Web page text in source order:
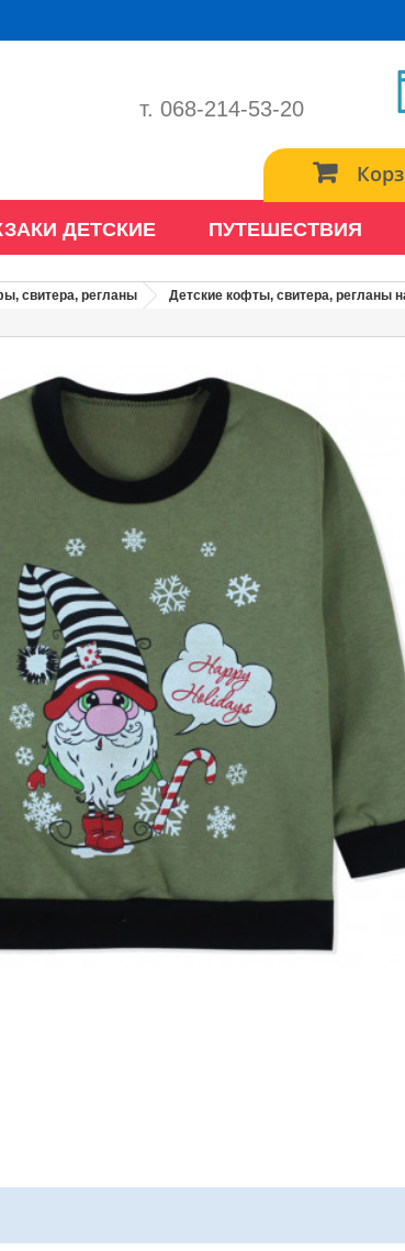
т. 068-214-53-20
ДЕТСКИЕ ПУТЕШЕСТВИЯ
свитера, регланы Детские кофты, свитера, регланы